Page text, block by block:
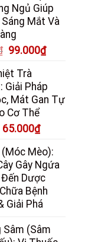
85.000₫.là:
65.000₫.
Ngủ Giúp
Sáng Mắt Và
Giá
là:
120.000₫.
99.000₫Giá
là:
99.000₫.
Trà
Giải Pháp
Mát Gan Tự
Cơ Thể
Giá
là:
80.000₫.
65.000₫Giá
tại
là:
65.000₫.
Mèo):
Gây Ngứa
Đến Dược
Bệnh
Giải Phá
Sâm (Sâm